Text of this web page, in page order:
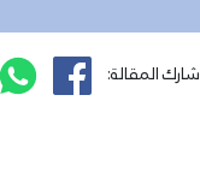
شارك المقالة: